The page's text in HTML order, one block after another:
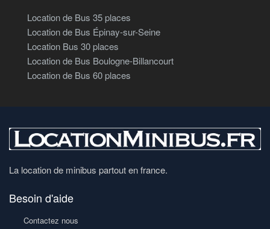
Location de Bus 35 places
Location de Bus Épinay-sur-Seine
Location Bus 30 places
Location de Bus Boulogne-Billancourt
Location de Bus 60 places
La location de minibus partout en france.
Besoin d'aide
Contactez nous